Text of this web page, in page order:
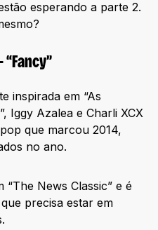
esperando a parte 2.
“Fancy”
inspirada em “As
Iggy Azalea e Charli XCX
que marcou 2014,
no ano.
“The News Classic” e é
precisa estar em